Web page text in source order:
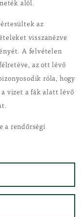
alól.
az
visszanézve
A felvételen
az ott lévő
róla, hogy
vizet a fák alatt lévő
a rendőrségi